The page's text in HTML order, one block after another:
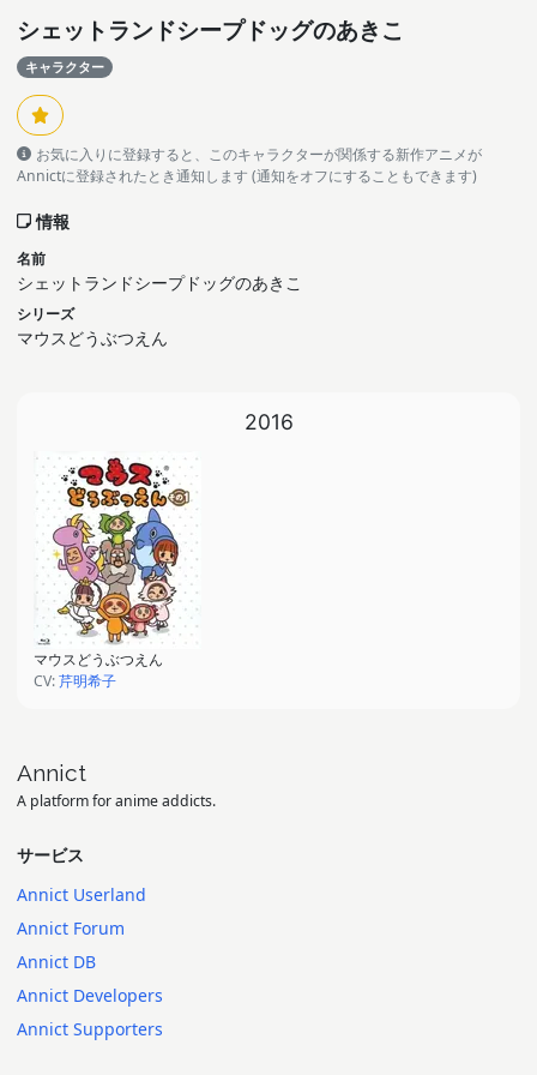
シェットランドシープドッグのあきこ
キャラクター
お気に入りに登録すると、このキャラクターが関係する新作アニメが
Annictに登録されたとき通知します (通知をオフにすることもできます)
情報
名前
シェットランドシープドッグのあきこ
シリーズ
マウスどうぶつえん
2016
マウスどうぶつえん
CV:芹明希子
Annict
A platform for anime addicts.
サービス
Annict Userland
Annict Forum
Annict DB
Annict Developers
Annict Supporters